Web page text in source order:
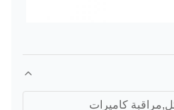
كاميرات